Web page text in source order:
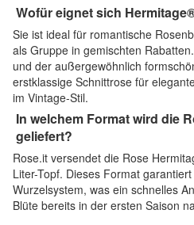
Wofür eignet sich
Sie ist ideal für romantische
als Gruppe in gemischten
und der außergewöhnlich
erstklassige Schnittrose für
im Vintage-Stil.
In welchem Format wird die
geliefert?
Rose.it versendet die Rose
Liter-Topf. Dieses Format
Wurzelsystem, was ein schnelles
Blüte bereits in der ersten Saison